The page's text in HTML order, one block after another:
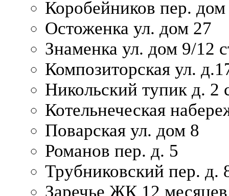
Коробейников пер.
Остоженка ул. дом 27
Знаменка ул. дом 9/12
Композиторская ул.
Никольский тупик д. 2
Котельнеческая
Поварская ул. дом 8
Романов пер. д. 5
Трубниковский пер. д.
Заречье ЖК 12 месяцев